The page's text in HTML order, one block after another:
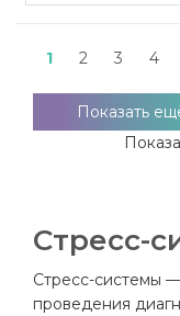
1 2 3 4
Показать
Стресс-
Стресс-системы
проведения